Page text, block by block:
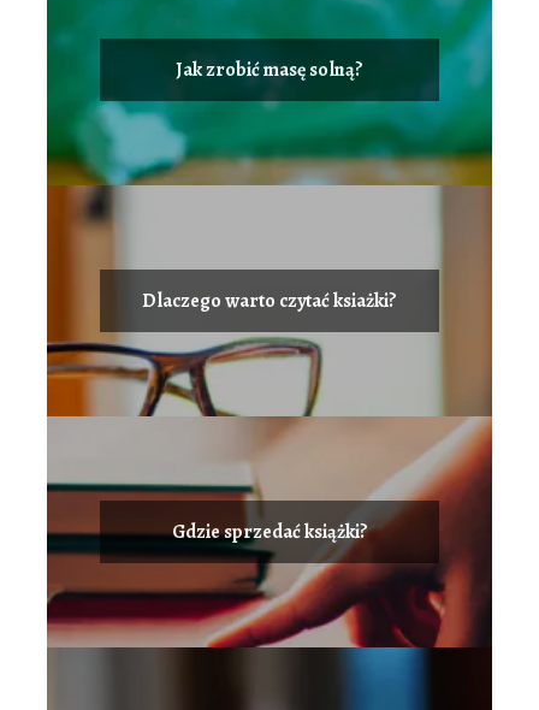
Jak zrobić masę solną?
Dlaczego warto czytać ksiażki?
Gdzie sprzedać książki?